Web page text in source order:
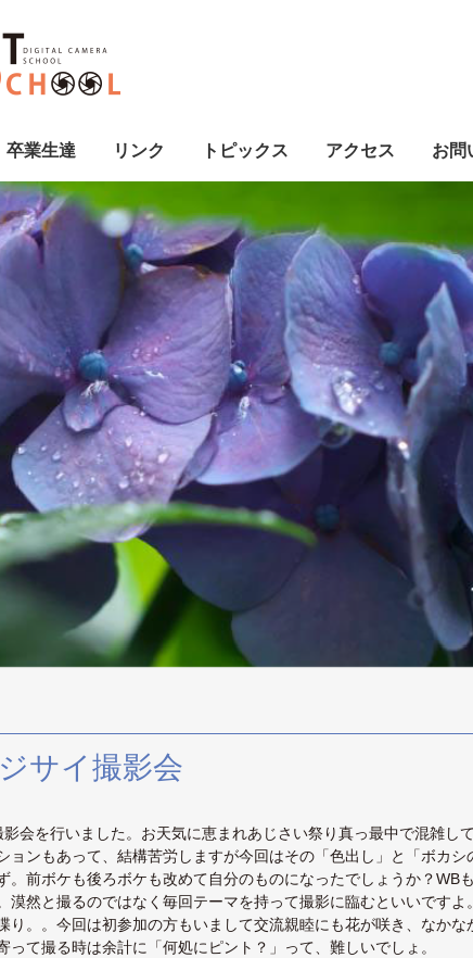
卒業生達 リンク トピックス アクセス お問
サイ撮影会
会を行いました。お天気に恵まれあじさい祭り真っ最中で混雑し
ンもあって、結構苦労しますが今回はその「色出し」と「ボカシ
前ボケも後ろボケも改めて自分のものになったでしょうか？WB
然と撮るのではなく毎回テーマを持って撮影に臨むといいですよ
。。今回は初参加の方もいまして交流親睦にも花が咲き、なかな
て撮る時は余計に「何処にピント？」って、難しいでしょ。